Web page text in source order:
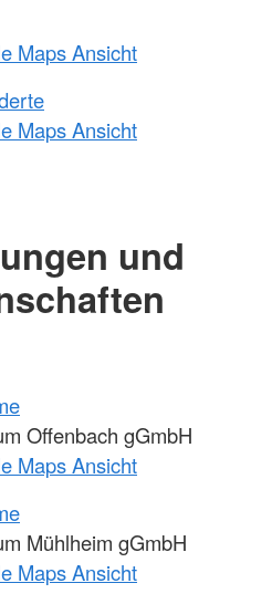
Maps Ansicht
Maps Ansicht
und
Offenbach gGmbH
Maps Ansicht
Mühlheim gGmbH
Maps Ansicht